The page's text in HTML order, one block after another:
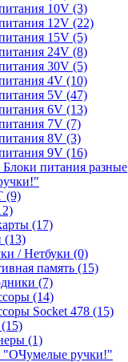
10V (3)
12V (22)
15V (5)
24V (8)
30V (5)
4V (10)
5V (47)
6V (13)
7V (7)
8V (3)
9V (16)
Блоки питания разные
(9)
(17)
(13)
/ Нетбуки (0)
память (15)
(7)
(14)
Socket 478 (15)
(1)
"ОЧумелые ручки!"